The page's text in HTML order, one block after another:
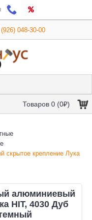
048-30-00
Товаров 0 (0₽)
скрытое крепление Лука
алюминиевый
HIT, 4030 Дуб